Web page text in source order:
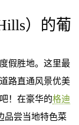
）的葡
假胜地。这里最
路直通风景优美
！在豪华的格迪
品尝当地特色菜